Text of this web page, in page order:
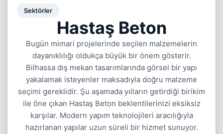
Sektörler
Hastaş Beton
Bugün mimari projelerinde seçilen malzemelerin
dayanıklılığı oldukça büyük bir önem gösterir.
Bilhassa dış mekan tasarımlarında görsel bir yapı
yakalamak isteyenler maksadıyla doğru malzeme
seçimi gereklidir. Şu aşamada yılların getirdiği birikim
ile öne çıkan Hastaş Beton beklentilerinizi eksiksiz
karşılar. Modern yapım teknolojileri aracılığıyla
hazırlanan yapılar uzun süreli bir hizmet sunuyor.